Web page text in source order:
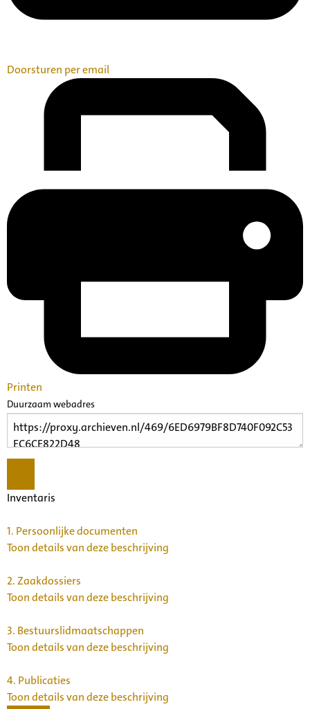
Doorsturen per email
Printen
Duurzaam webadres
Inventaris
1. Persoonlijke documenten
Toon details van deze beschrijving
2.Zaakdossiers
Toon details van deze beschrijving
3. Bestuurslidmaatschappen
Toon details van deze beschrijving
4. Publicaties
Toon details van deze beschrijving